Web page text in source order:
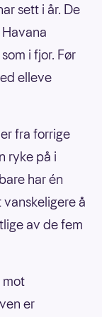
sett i år. De
i fjor. Før
elleve
fra forrige
ryke på i
har én
å
av de fem
mot
er